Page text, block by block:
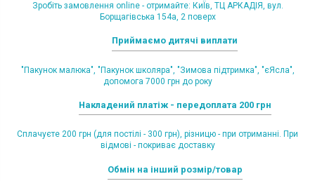
Зробіть замовлення online - отримайте: КиЇв, ТЦ АРКАДІЯ, вул.
Борщагівська 154а, 2 поверх
Приймаємо дитячі виплати
"Пакунок малюка", "Пакунок школяра", "Зимова підтримка", "єЯсла",
допомога 7000 грн до року
Накладений платіж - передоплата 200 грн
Сплачуєте 200 грн (для постілі - 300 грн), різницю - при отриманні. При
відмові - покриває доставку
Обмін на інший розмір/товар